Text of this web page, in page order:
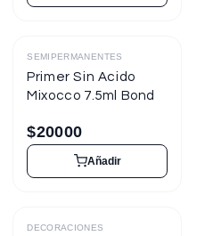
Destacado
SEMIPERMANENTES
Primer Sin Acido
Mixocco 7.5ml Bond
$20000
Añadir
DECORACIONES